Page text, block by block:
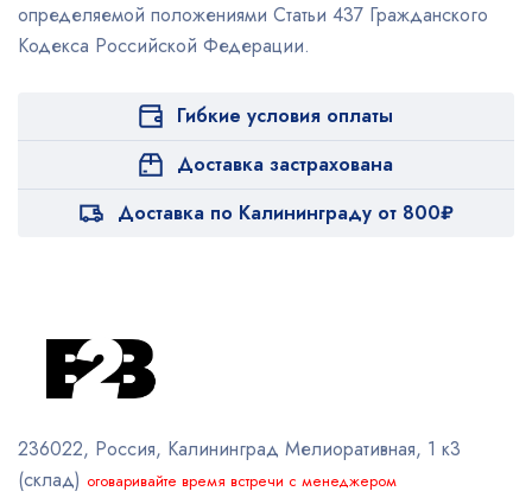
определяемой положениями Статьи 437 Гражданского
Кодекса Российской Федерации.
Гибкие условия оплаты
Доставка застрахована
Доставка по Калининграду от 800₽
236022, Россия, Калининград Мелиоративная, 1 к3
(склад) оговаривайте время встречи с менеджером